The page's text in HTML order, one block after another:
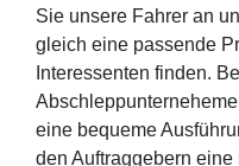
Sie unsere Fahrer an
gleich eine passende
Interessenten finden.
eine bequeme
den Auftraggebern